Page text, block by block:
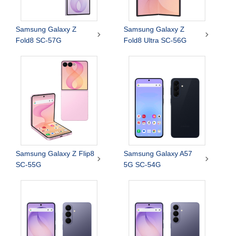
Samsung Galaxy Z
Fold8 SC-57G

Samsung Galaxy Z
Fold8 Ultra SC-56G

Samsung Galaxy Z Flip8
SC-55G

Samsung Galaxy A57
5G SC-54G
